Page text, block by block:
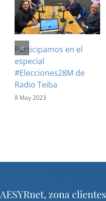
Participamos en el
especial
#Elecciones28M de
Radio Teiba
8 May 2023
AESYRnet, zona clientes